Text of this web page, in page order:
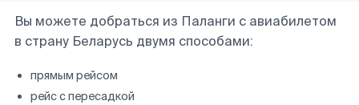
Вы можете добраться из Паланги с авиабилетом
в страну Беларусь двумя способами:
прямым рейсом
рейс с пересадкой